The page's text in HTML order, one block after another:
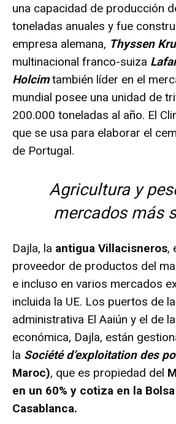
una capacidad de producción
toneladas anuales y fue
empresa alemana, Thyssen
multinacional franco-suiza
Holcimtambién líder en el
mundial posee una unidad de
200.000 toneladas al año. El
que se usa para elaborar el
de Portugal.
Agricultura y
mercados más
Dajla, la antigua Villacisneros,
proveedor de productos del
e incluso en varios mercados
incluida la UE. Los puertos de
administrativa El Aaiún y el de
económica, Dajla, están
la Société d’exploitation des
Maroc), que es propiedad del
en un 60% y cotiza en la
Casablanca.